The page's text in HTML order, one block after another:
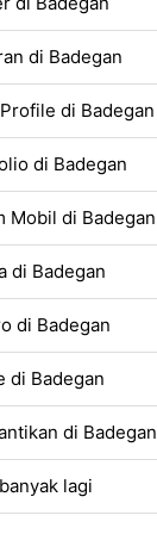
di Badegan
di Badegan
di Badegan
Mobil di Badegan
di Badegan
di Badegan
di Badegan
di Badegan
lagi